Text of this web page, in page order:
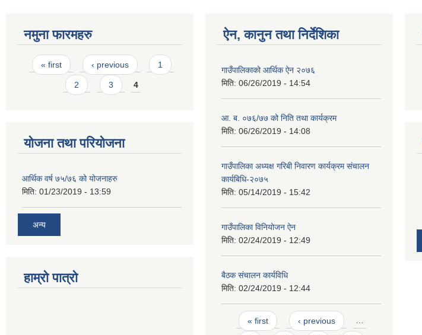
नमुना फारमहरु
Pages
« first ‹ previous 1
2 3 4
योजना तथा परियोजना
आर्थिक वर्ष ७५/७६ को योजनाहरु
मिति: 01/23/2019 - 13:59
अन्य
हाम्रो पात्रो
ऐन, कानुन तथा निर्देशिका
गाउँपालिकाको आर्थिक ऐन २०७६
मिति: 06/26/2019 - 14:54
आ. ब. ०७६/७७ को निति तथा कार्यक्रम
मिति: 06/26/2019 - 14:08
गाउँपालिका अध्यक्ष गरिबी निवारण कार्यक्रम संचालन
कार्यबिधि-२०७५
मिति: 05/14/2019 - 15:42
गाउँपालिका विनियोजन ऐन
मिति: 02/24/2019 - 12:49
बैठक संचालन कार्यविधि
मिति: 02/24/2019 - 12:44
Pages
« first ‹ previous …